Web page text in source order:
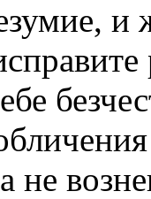
не